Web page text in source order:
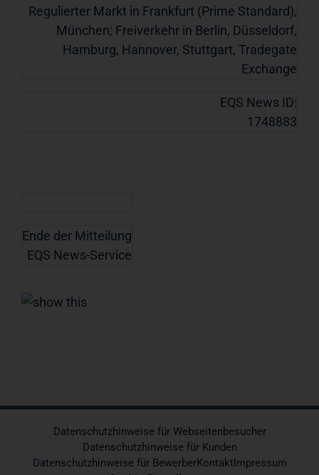
Regulierter Markt in Frankfurt (Prime Standard),
München; Freiverkehr in Berlin, Düsseldorf,
Hamburg, Hannover, Stuttgart, Tradegate
Exchange
EQS News ID:
1748883
Ende der Mitteilung
EQS News-Service
Datenschutzhinweise für Webseitenbesucher
Datenschutzhinweise für Kunden
Datenschutzhinweise für BewerberKontaktImpressum